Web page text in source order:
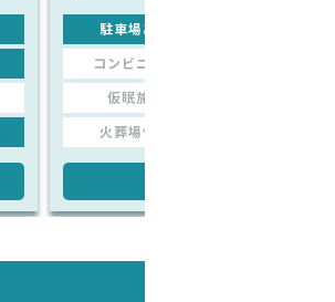
駐車場あり
コンビニあり
仮眠施設
火葬場併設